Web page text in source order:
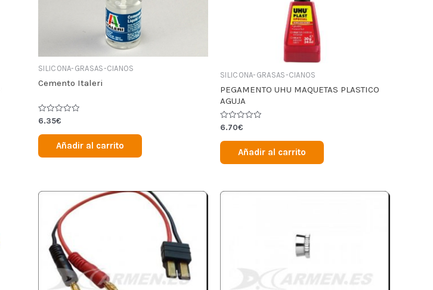
SILICONA-GRASAS-CIANOS
Cemento Italeri
Valorado
0
de
6.35€
Añadir al carrito
SILICONA-GRASAS-CIANOS
PEGAMENTO UHU MAQUETAS PLASTICO
AGUJA
Valorado
0
de
6.70€
Añadir al carrito